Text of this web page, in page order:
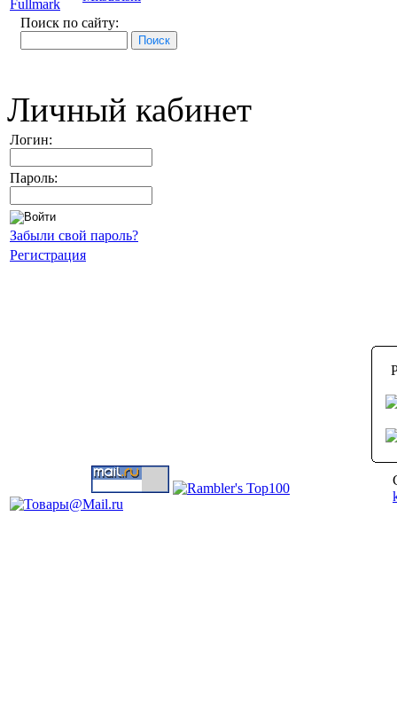
Fullmark
Поиск по сайту:
Личный кабинет
Логин:
Пароль:
Забыли свой пароль?
Регистрация